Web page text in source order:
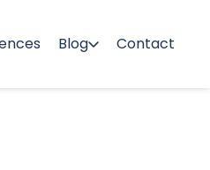
Blog Contact